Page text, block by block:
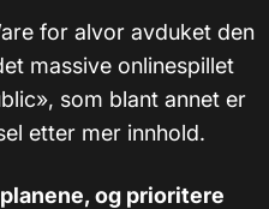
for alvor avduket den
massive onlinespillet
som blant annet er
etter mer innhold.
og prioritere